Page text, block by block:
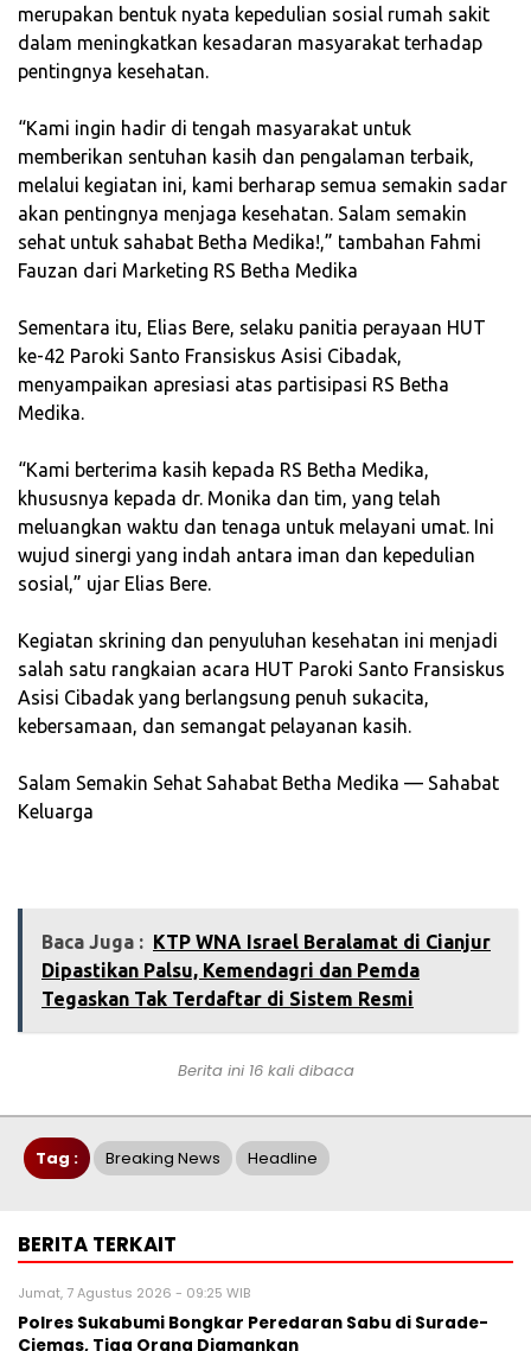
merupakan bentuk nyata kepedulian sosial rumah sakit
dalam meningkatkan kesadaran masyarakat terhadap
pentingnya kesehatan.
‎“Kami ingin hadir di tengah masyarakat untuk
memberikan sentuhan kasih dan pengalaman terbaik,
melalui kegiatan ini, kami berharap semua semakin sadar
akan pentingnya menjaga kesehatan. Salam semakin
sehat untuk sahabat Betha Medika!,” tambahan Fahmi
Fauzan dari Marketing RS Betha Medika
‎Sementara itu, Elias Bere, selaku panitia perayaan HUT
ke-42 Paroki Santo Fransiskus Asisi Cibadak,
menyampaikan apresiasi atas partisipasi RS Betha
Medika.
‎“Kami berterima kasih kepada RS Betha Medika,
khususnya kepada dr. Monika dan tim, yang telah
meluangkan waktu dan tenaga untuk melayani umat. Ini
wujud sinergi yang indah antara iman dan kepedulian
sosial,” ujar Elias Bere.
‎Kegiatan skrining dan penyuluhan kesehatan ini menjadi
salah satu rangkaian acara HUT Paroki Santo Fransiskus
Asisi Cibadak yang berlangsung penuh sukacita,
kebersamaan, dan semangat pelayanan kasih.
‎Salam Semakin Sehat Sahabat Betha Medika — Sahabat
Keluarga
Baca Juga :
‎KTP WNA Israel Beralamat di Cianjur
Dipastikan Palsu, Kemendagri dan Pemda
Tegaskan Tak Terdaftar di Sistem Resmi
Berita ini 16 kali dibaca
Tag : Breaking News Headline
BERITA TERKAIT
Jumat, 7 Agustus 2026 - 09:25 WIB
Polres Sukabumi Bongkar Peredaran Sabu di Surade-
Ciemas, Tiga Orang Diamankan